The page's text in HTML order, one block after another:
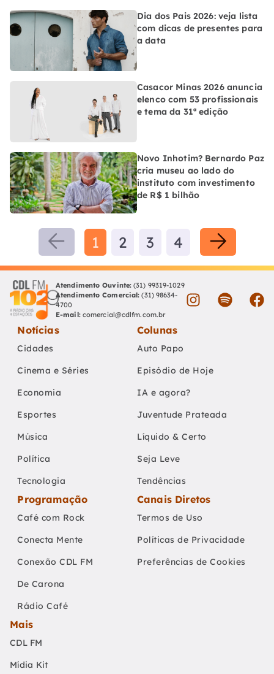
Dia dos Pais 2026: veja lista
com dicas de presentes para
a data
Casacor Minas 2026 anuncia
elenco com 53 profissionais
e tema da 31ª edição
Novo Inhotim? Bernardo Paz
cria museu ao lado do
instituto com investimento
de R$ 1 bilhão
1 2 3 4
Atendimento Ouvinte: (31) 99319-1029
Atendimento Comercial: (31) 98634-
4700
E-mail: comercial@cdlfm.com.br
Notícias
Cidades
Cinema e Séries
Economia
Esportes
Música
Política
Tecnologia
Colunas
Auto Papo
Episódio de Hoje
IA e agora?
Juventude Prateada
Líquido & Certo
Seja Leve
Tendências
Programação
Café com Rock
Conecta Mente
Conexão CDL FM
De Carona
Rádio Café
Canais Diretos
Termos de Uso
Políticas de Privacidade
Preferências de Cookies
Mais
CDL FM
Mídia Kit